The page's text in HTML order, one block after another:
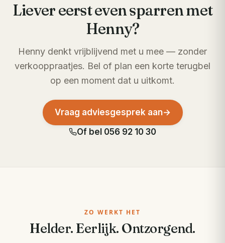
Liever eerst even sparren met
Henny?
Henny denkt vrijblijvend met u mee — zonder
verkooppraatjes. Bel of plan een korte terugbel
op een moment dat u uitkomt.
Vraag adviesgesprek aan→
Of bel 056 92 10 30
ZO WERKT HET
Helder. Eerlijk. Ontzorgend.